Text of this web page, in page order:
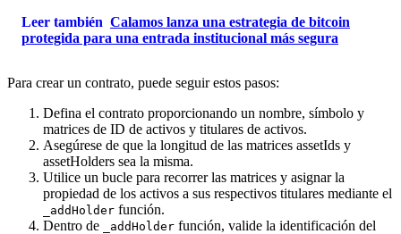
Leer también Calamos lanza una estrategia de bitcoin
protegida para una entrada institucional más segura
Para crear un contrato, puede seguir estos pasos:
Defina el contrato proporcionando un nombre, símbolo y
matrices de ID de activos y titulares de activos.
Asegúrese de que la longitud de las matrices assetIds y
assetHolders sea la misma.
Utilice un bucle para recorrer las matrices y asignar la
propiedad de los activos a sus respectivos titulares mediante el
_addHolder función.
Dentro de
_addHolder función, valide la identificación del